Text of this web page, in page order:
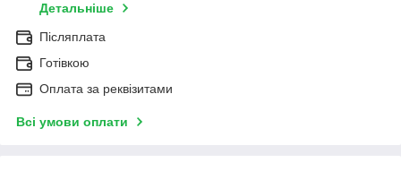
Детальніше
Післяплата
Готівкою
Оплата за реквізитами
Всі умови оплати